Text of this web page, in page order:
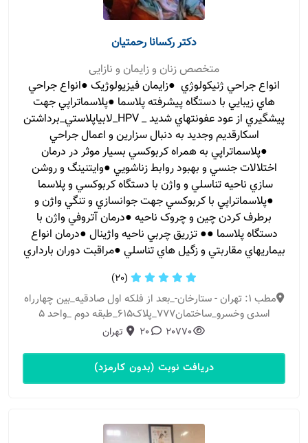
دکتر رکسانا رحمتیان
متخصص زنان و زایمان و نازایی
انواع جراحي ژنيکولوژي ●زايمان فيزيولوژيک ●انواع جراحي
هاي زيبايي با دستگاه پيشرفته پلاسما ●پلاسماتراپي جهت
پيشگيري از عود عفونتهاي شديد _ HPV_لابياپلاستي_برداشتن
اسکارقديم وجديد به دنبال سزارين و اعمال جراحي
●پلاسماتراپي به همراه کربوکسي بسيار موثر در درمان
اختلالات جنسي و بهبود روابط زناشويي ●وايتنينگ و روشن
سازي ناحيه تناسلي و واژن با دستگاه کربوکسي و پلاسما
●پلاسماتراپي با کربوکسي جهت جوانسازي و تنگي واژن و
برطرف کردن چين و چروک ناحيه ●درمان آتروفي واژن با
دستگاه پلاسما ●● تزريق چربي ناحيه واژينال ●درمان انواع
بيماريهاي مقاربتي و زگيل هاي تناسلي ●مراقبت دوران بارداري
(20)
مطب 1: تهران - ستارخان-_بعد از فلکه اول صادقیه_بین چهارراه
اسدی وخسرو_ساختمان777_پلاک615_طبقه دوم _واحد 5
20770
20 تهران
دریافت نوبت (بدون کارمزد)